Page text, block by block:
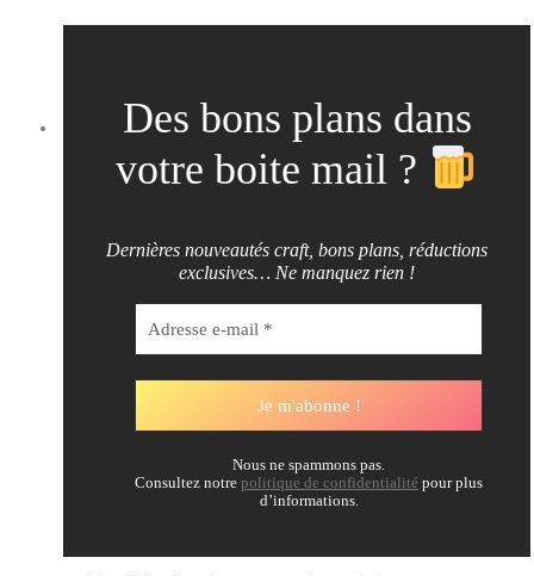
Des bons plans dans
votre boite mail ?
Dernières nouveautés craft, bons plans, réductions
exclusives… Ne manquez rien !
Nous ne spammons pas.
Consultez notre politique de confidentialité pour plus
d’informations.